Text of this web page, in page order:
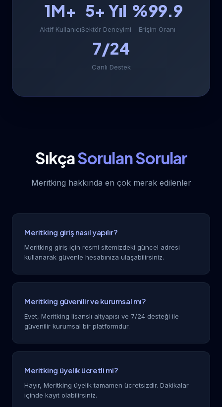
1M+
Aktif Kullanıcı
5+ Yıl
Sektör Deneyimi
%99.9
Erişim Oranı
7/24
Canlı Destek
SıkçaSorulan Sorular
Meritking hakkında en çok merak edilenler
Meritking giriş nasıl yapılır?
Meritking giriş için resmi sitemizdeki güncel adresi
kullanarak güvenle hesabınıza ulaşabilirsiniz.
Meritking güvenilir ve kurumsal mı?
Evet, Meritking lisanslı altyapısı ve 7/24 desteği ile
güvenilir kurumsal bir platformdur.
Meritking üyelik ücretli mi?
Hayır, Meritking üyelik tamamen ücretsizdir. Dakikalar
içinde kayıt olabilirsiniz.